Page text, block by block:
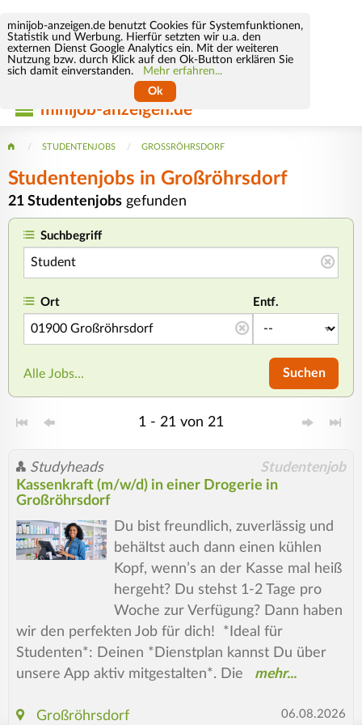
minijob-anzeigen.de benutzt Cookies für Systemfunktionen,
Statistik und Werbung. Hierfür setzten wir u.a. den
externen Dienst Google Analytics ein. Mit der weiteren
Nutzung bzw. durch Klick auf den Ok-Button erklären Sie
sich damit einverstanden.
Mehr erfahren...
Ok
minijob-anzeigen.de
STUDENTENJOBS GROSSRÖHRSDORF
Studentenjobs in Großröhrsdorf
21 Studentenjobs gefunden
Suchbegriff
Ort Entf.
Alle Jobs... Suchen
1 - 21 von 21
Studyheads Studentenjob
Kassenkraft (m/w/d) in einer Drogerie in
Großröhrsdorf
Du bist freundlich, zuverlässig und
behältst auch dann einen kühlen
Kopf, wenn’s an der Kasse mal heiß
hergeht? Du stehst 1-2 Tage pro
Woche zur Verfügung? Dann haben
wir den perfekten Job für dich! *Ideal für
Studenten*: Deinen *Dienstplan kannst Du über
unsere App aktiv mitgestalten*. Die
Großröhrsdorf 06.08.2026